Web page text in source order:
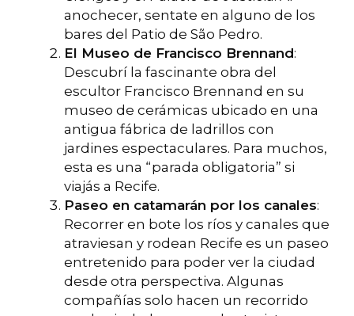
anochecer, sentate en alguno de los
bares del Patio de São Pedro.
El Museo de Francisco Brennand:
Descubrí la fascinante obra del
escultor Francisco Brennand en su
museo de cerámicas ubicado en una
antigua fábrica de ladrillos con
jardines espectaculares. Para muchos,
esta es una “parada obligatoria” si
viajás a Recife.
Paseo en catamarán por los canales:
Recorrer en bote los ríos y canales que
atraviesan y rodean Recife es un paseo
entretenido para poder ver la ciudad
desde otra perspectiva. Algunas
compañías solo hacen un recorrido